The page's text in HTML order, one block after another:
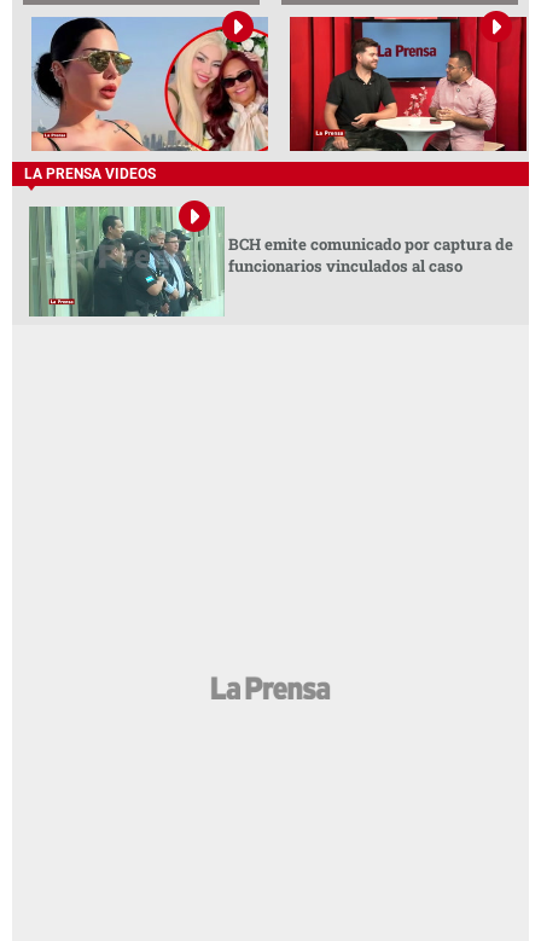
LA PRENSA VIDEOS
BCH emite comunicado por captura de
funcionarios vinculados al caso